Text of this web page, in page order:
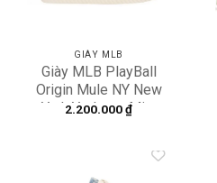
GIÀY MLB
Giày MLB PlayBall
Origin Mule NY New
York Yankees Mint
2.200.000₫